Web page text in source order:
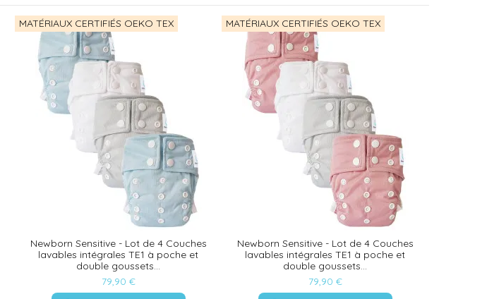
MATÉRIAUX CERTIFIÉS OEKO TEX
Newborn Sensitive - Lot de 4 Couches
lavables intégrales TE1 à poche et
double goussets...
79,90 €
MATÉRIAUX CERTIFIÉS OEKO TEX
Newborn Sensitive - Lot de 4 Couches
lavables intégrales TE1 à poche et
double goussets...
79,90 €